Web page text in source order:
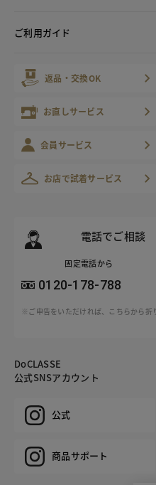
ご利用ガイド
返品・交換OK
お直しサービス
会員サービス
お店で試着サービス
電話でご相談
固定電話から
0120-178-788
※ご申告をいただければ、こちらから折
DoCLASSE
公式SNSアカウント
公式
商品サポート